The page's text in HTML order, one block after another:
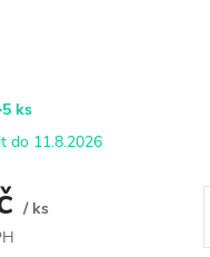
ks
11.8.2026
/ ks